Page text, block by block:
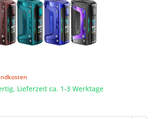
Lieferzeit ca. 1-3 Werktage